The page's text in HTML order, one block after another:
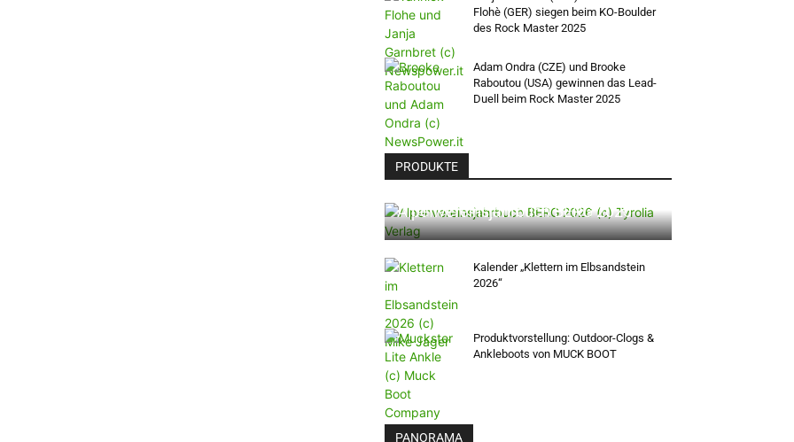
Flohè (GER) siegen beim KO-Boulder
des Rock Master 2025
Adam Ondra (CZE) und Brooke
Raboutou (USA) gewinnen das Lead-
Duell beim Rock Master 2025
PRODUKTE
Alpenvereinsjahrbuch BERG 2026
Kalender „Klettern im Elbsandstein
2026“
Produktvorstellung: Outdoor-Clogs &
Ankleboots von MUCK BOOT
PANORAMA